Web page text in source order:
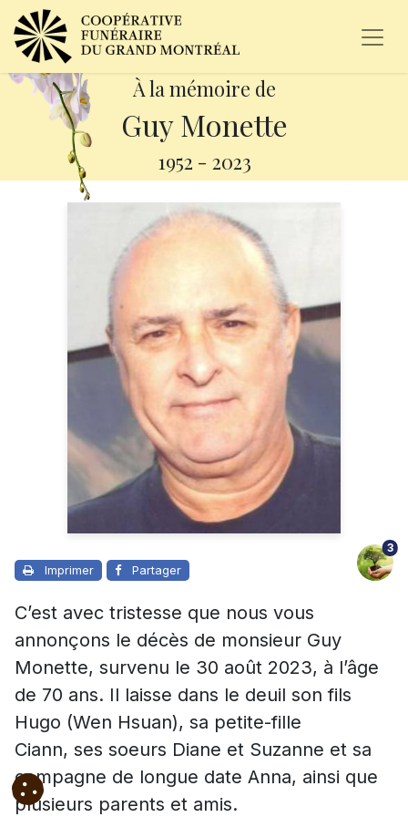
À la mémoire de
Guy Monette
1952 - 2023
Imprimer Partager
3
C’est avec tristesse que nous vous
annonçons le décès de monsieur Guy
Monette, survenu le 30 août 2023, à l’âge
de 70 ans. Il laisse dans le deuil son fils
Hugo (Wen Hsuan), sa petite-fille
Ciann, ses soeurs Diane et Suzanne et sa
compagne de longue date Anna, ainsi que
plusieurs parents et amis.